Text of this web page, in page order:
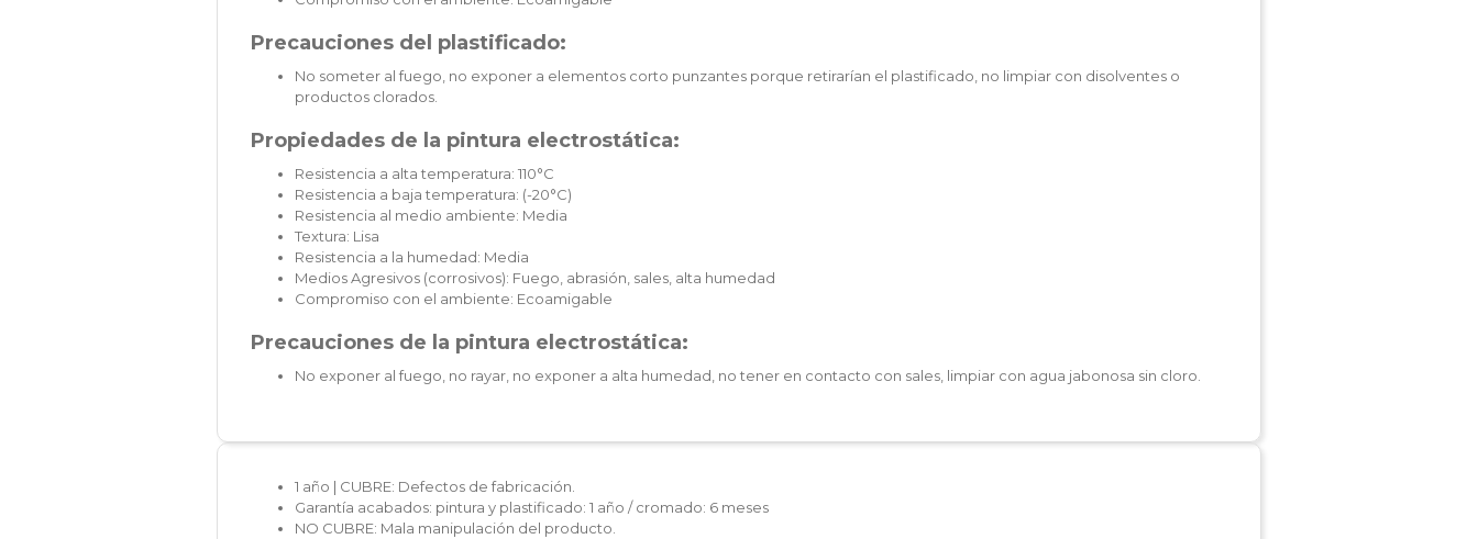
Precauciones del plastificado:
No someter al fuego, no exponer a elementos corto punzantes porque retirarían el plastificado, no limpiar con disolventes o
productos clorados.
Propiedades de la pintura electrostática:
Resistencia a alta temperatura: 110°C
Resistencia a baja temperatura: (-20°C)
Resistencia al medio ambiente: Media
Textura: Lisa
Resistencia a la humedad: Media
Medios Agresivos (corrosivos): Fuego, abrasión, sales, alta humedad
Compromiso con el ambiente: Ecoamigable
Precauciones de la pintura electrostática:
No exponer al fuego, no rayar, no exponer a alta humedad, no tener en contacto con sales, limpiar con agua jabonosa sin cloro.
1 año | CUBRE: Defectos de fabricación.
Garantía acabados: pintura y plastificado: 1 año / cromado: 6 meses
NO CUBRE: Mala manipulación del producto.